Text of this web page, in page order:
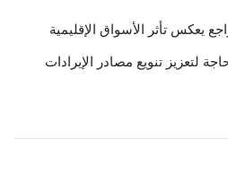
يعكس تأثر الأسواق الإقليمية
لتعزيز تنويع مصادر الإيرادات